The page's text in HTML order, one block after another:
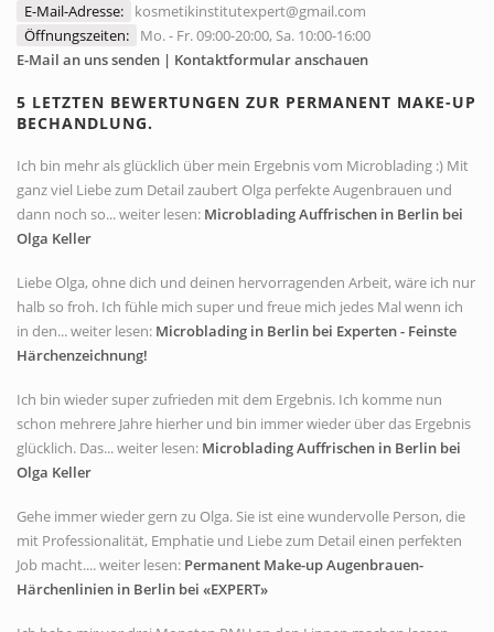
E-Mail-Adresse:
kosmetikinstitutexpert@gmail.com
Öffnungszeiten:
Mo. - Fr. 09:00-20:00, Sa. 10:00-16:00
E-Mail an uns senden | Kontaktformular anschauen
5 LETZTEN BEWERTUNGEN ZUR PERMANENT MAKE-UP
BECHANDLUNG.
Ich bin mehr als glücklich über mein Ergebnis vom Microblading :) Mit
ganz viel Liebe zum Detail zaubert Olga perfekte Augenbrauen und
dann noch so... weiter lesen: Microblading Auffrischen in Berlin bei
Olga Keller
Liebe Olga, ohne dich und deinen hervorragenden Arbeit, wäre ich nur
halb so froh. Ich fühle mich super und freue mich jedes Mal wenn ich
in den... weiter lesen: Microblading in Berlin bei Experten - Feinste
Härchenzeichnung!
Ich bin wieder super zufrieden mit dem Ergebnis. Ich komme nun
schon mehrere Jahre hierher und bin immer wieder über das Ergebnis
glücklich. Das... weiter lesen: Microblading Auffrischen in Berlin bei
Olga Keller
Gehe immer wieder gern zu Olga. Sie ist eine wundervolle Person, die
mit Professionalität, Emphatie und Liebe zum Detail einen perfekten
Job macht.... weiter lesen: Permanent Make-up Augenbrauen-
Härchenlinien in Berlin bei «EXPERT»